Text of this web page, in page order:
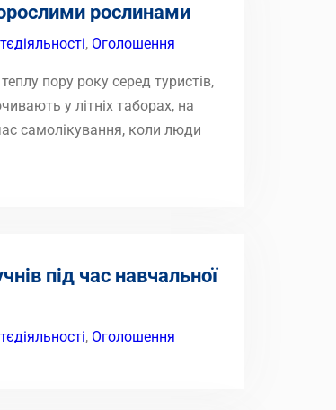
рослинами
, Оголошення
пору року серед туристів,
у літніх таборах, на
самолікування, коли люди
під час навчальної
, Оголошення